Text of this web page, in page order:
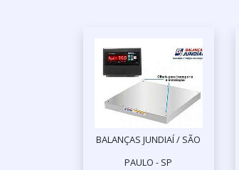
BALANÇAS JUNDIAÍ / SÃO
PAULO - SP